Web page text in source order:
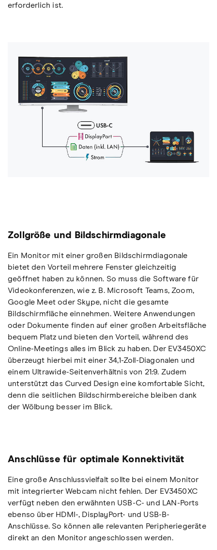
erforderlich ist.
Zollgröße und Bildschirmdiagonale
Ein Monitor mit einer großen Bildschirmdiagonale
bietet den Vorteil mehrere Fenster gleichzeitig
geöffnet haben zu können. So muss die Software für
Videokonferenzen, wie z. B. Microsoft Teams, Zoom,
Google Meet oder Skype, nicht die gesamte
Bildschirmfläche einnehmen. Weitere Anwendungen
oder Dokumente finden auf einer großen Arbeitsfläche
bequem Platz und bieten den Vorteil, während des
Online-Meetings alles im Blick zu haben. Der EV3450XC
überzeugt hierbei mit einer 34,1-Zoll-Diagonalen und
einem Ultrawide-Seitenverhältnis von 21:9. Zudem
unterstützt das Curved Design eine komfortable Sicht,
denn die seitlichen Bildschirmbereiche bleiben dank
der Wölbung besser im Blick.
Anschlüsse für optimale Konnektivität
Eine große Anschlussvielfalt sollte bei einem Monitor
mit integrierter Webcam nicht fehlen. Der EV3450XC
verfügt neben den erwähnten USB-C- und LAN-Ports
ebenso über HDMI-, DisplayPort- und USB-B-
Anschlüsse. So können alle relevanten Peripheriegeräte
direkt an den Monitor angeschlossen werden.